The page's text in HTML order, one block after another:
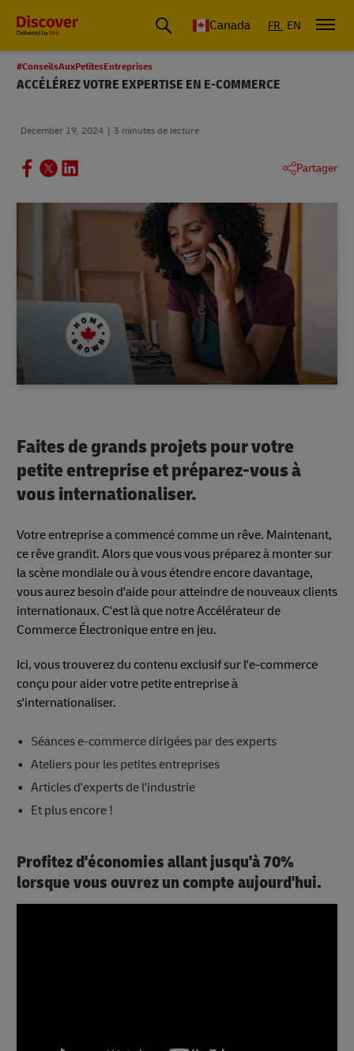
Canada FR EN
#ConseilsAuxPetitesEntreprises
ACCÉLÉREZ VOTRE EXPERTISE EN E-COMMERCE
December 19, 2024 3 minutes de lecture
Partager
Faites de grands projets pour votre
petite entreprise et préparez-vous à
vous internationaliser.
Votre entreprise a commencé comme un rêve. Maintenant,
ce rêve grandit. Alors que vous vous préparez à monter sur
la scène mondiale ou à vous étendre encore davantage,
vous aurez besoin d'aide pour atteindre de nouveaux clients
internationaux. C'est là que notre Accélérateur de
Commerce Électronique entre en jeu.
Ici, vous trouverez du contenu exclusif sur l'e-commerce
conçu pour aider votre petite entreprise à
s'internationaliser.
Séances e-commerce dirigées par des experts
Ateliers pour les petites entreprises
Articles d'experts de l'industrie
Et plus encore !
Profitez d'économies allant jusqu'à 70%
lorsque vous ouvrez un compte aujourd'hui.